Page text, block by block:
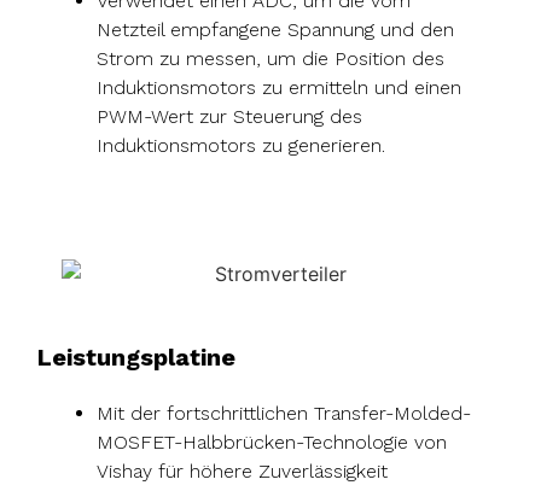
Netzteil empfangene Spannung und den
Strom zu messen, um die Position des
Induktionsmotors zu ermitteln und einen
PWM-Wert zur Steuerung des
Induktionsmotors zu generieren.
Leistungsplatine
Mit der fortschrittlichen Transfer-Molded-
MOSFET-Halbbrücken-Technologie von
Vishay für höhere Zuverlässigkeit